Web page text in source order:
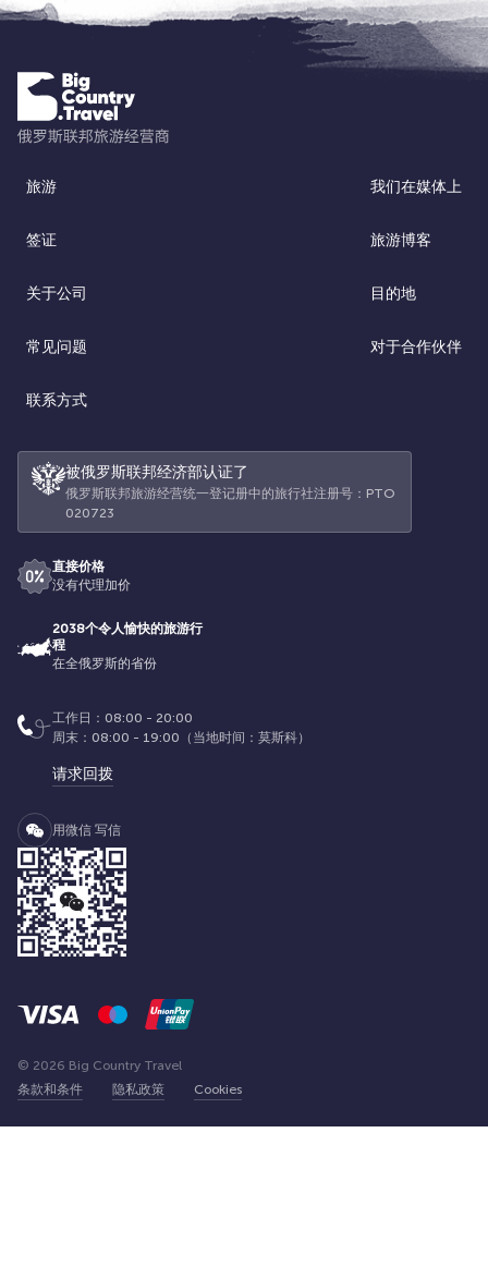
旅游 我们在媒体上
签证 旅游博客
关于公司 目的地
常见问题 对于合作伙伴
联系方式
被俄罗斯联邦经济部认证了
俄罗斯联邦旅游经营统一登记册中的旅行社注册号：РТО
020723
直接价格
没有代理加价
2038个令人愉快的旅游行
程
在全俄罗斯的省份
工作日：08:00 - 20:00
周末：08:00 - 19:00（当地时间：莫斯科）
请求回拨
用微信 写信
条款和条件 隐私政策 Cookies
© 2026 Big Country Travel